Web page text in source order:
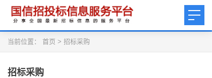
当前位置： 首页 > 招标采购
招标采购